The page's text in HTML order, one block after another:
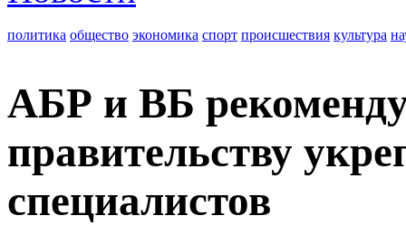
политика общество экономика спорт происшествия культура
АБР и ВБ
правительству
специалистов